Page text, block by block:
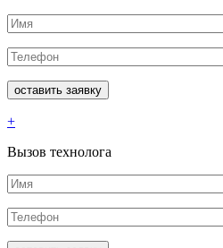
+
Вызов технолога